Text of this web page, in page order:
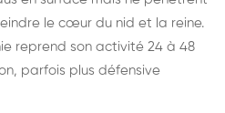
le cœur du nid et la reine.
reprend son activité 24 à 48
parfois plus défensive